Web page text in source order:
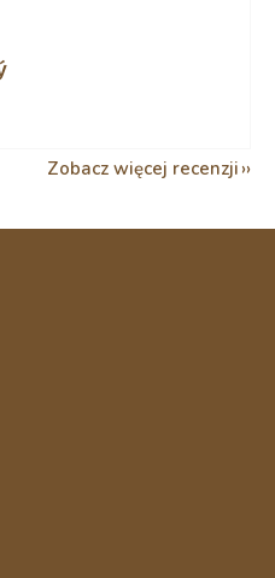
5 na 5 gwiazdek.
Zobacz więcej recenzji